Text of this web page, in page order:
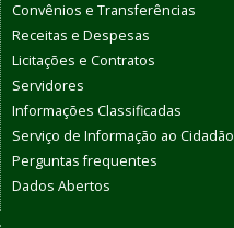
Convênios e Transferências
Receitas e Despesas
Licitações e Contratos
Servidores
Informações Classificadas
Serviço de Informação ao Cidadão
Perguntas frequentes
Dados Abertos